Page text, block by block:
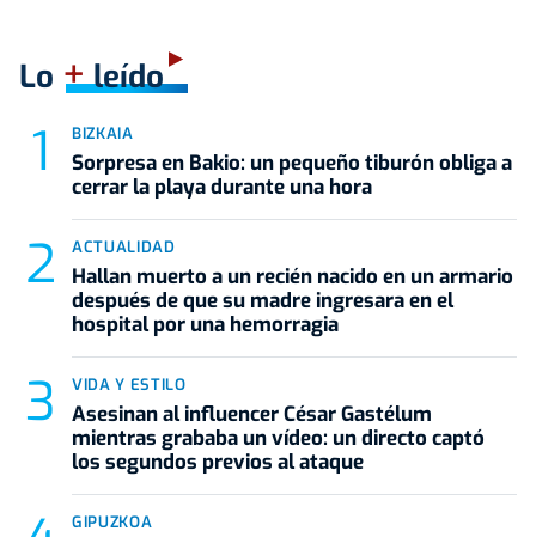
Lo +leído
BIZKAIA
Sorpresa en Bakio: un pequeño tiburón obliga a
cerrar la playa durante una hora
ACTUALIDAD
Hallan muerto a un recién nacido en un armario
después de que su madre ingresara en el
hospital por una hemorragia
VIDA Y ESTILO
Asesinan al influencer César Gastélum
mientras grababa un vídeo: un directo captó
los segundos previos al ataque
GIPUZKOA